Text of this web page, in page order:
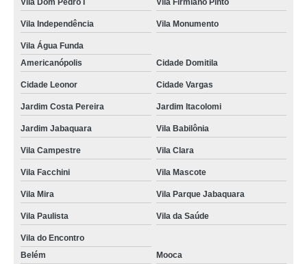
tirar primeira habilitação b Jardim São Caetano
quanto custa primeira habilitação para carro e moto Santa Efigênia
tirar primeira habilitação a e b Cursino
Vila Dom Pedro I Vila Firmiano Pinto
Vila Independência Vila Monumento
Vila Água Funda
Americanópolis
Cidade Domitila
Cidade Leonor Cidade Vargas
Jardim Costa Pereira Jardim Itacolomi
Jardim Jabaquara Vila Babilônia
Vila Campestre Vila Clara
Vila Facchini Vila Mascote
Vila Mira Vila Parque Jabaquara
Vila Paulista Vila da Saúde
Vila do Encontro
Belém
Mooca